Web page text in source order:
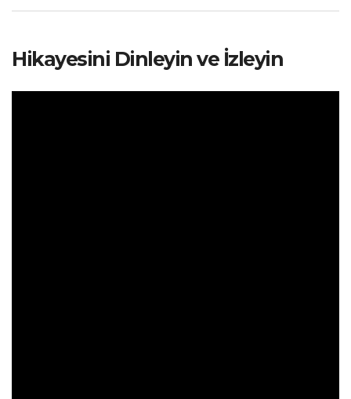
Hikayesini Dinleyin ve İzleyin